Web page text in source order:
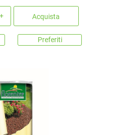
Acquista
Preferiti